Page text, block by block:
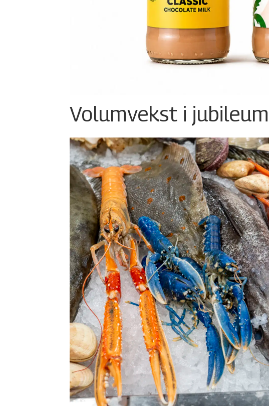
Volumvekst i